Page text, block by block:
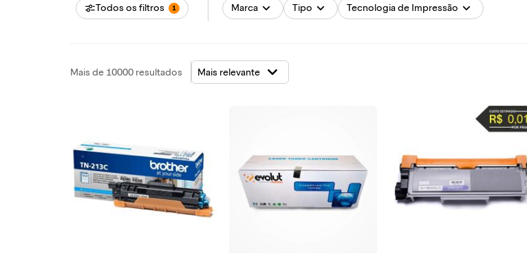
Todos os filtros 1 Marca Tipo Tecnologia de Impressão
Mais de 10000 resultados